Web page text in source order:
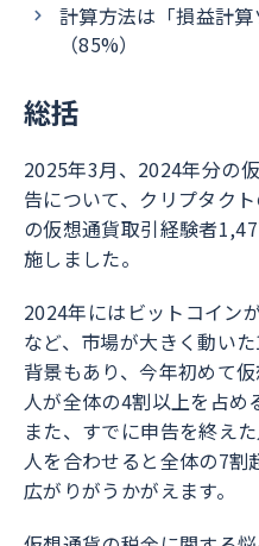
計算方法は「損益計
（85%）
総括
2025年3月、2024年分の
告について、クリプタク
の仮想通貨取引経験者
施しました。
2024年にはビットコイン
など、市場が大きく動い
背景もあり、今年初めて
人が全体の4割以上を占め
また、すでに申告を終え
人を合わせると全体の7割
広がりがうかがえます。